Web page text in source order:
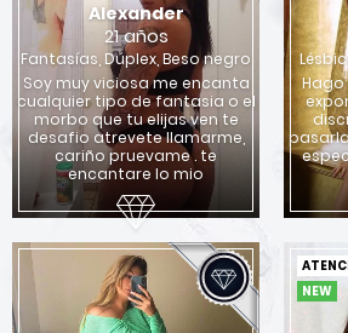
Alexander
21 años
Fantasías, Dúplex, Beso negro
Soy muy viciosa me encanta
cualquier tipo de fantasia o el
morbo que tu elijas ven te
desafio atrevete llamarme,
cariño pruevame . te
encantare lo mio
Hago
NEW